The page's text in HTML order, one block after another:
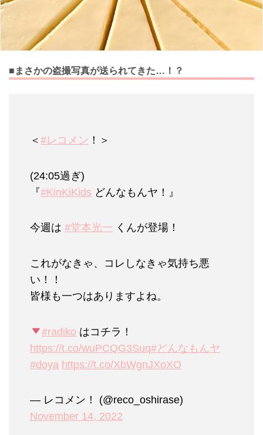
■まさかの盗撮写真が送られてきた…！？
＜ #レコメン ！＞
(24:05過ぎ)
『#KinKiKids どんなもんヤ！』
今週は #堂本光一 くんが登場！
これがなきゃ、コレしなきゃ気持ち悪
い！！
皆様も一つはありますよね。
#radiko はコチラ！
https://t.co/wuPCQG3Suq#どんなもんヤ
#doya https://t.co/XbWgnJXoXO
— レコメン！ (@reco_oshirase)
November 14, 2022